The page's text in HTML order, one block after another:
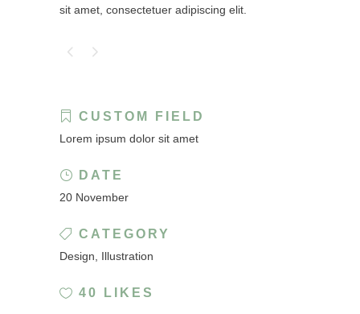
sit amet, consectetuer adipiscing elit.
CUSTOM FIELD
Lorem ipsum dolor sit amet
DATE
20 November
CATEGORY
Design, Illustration
40 LIKES